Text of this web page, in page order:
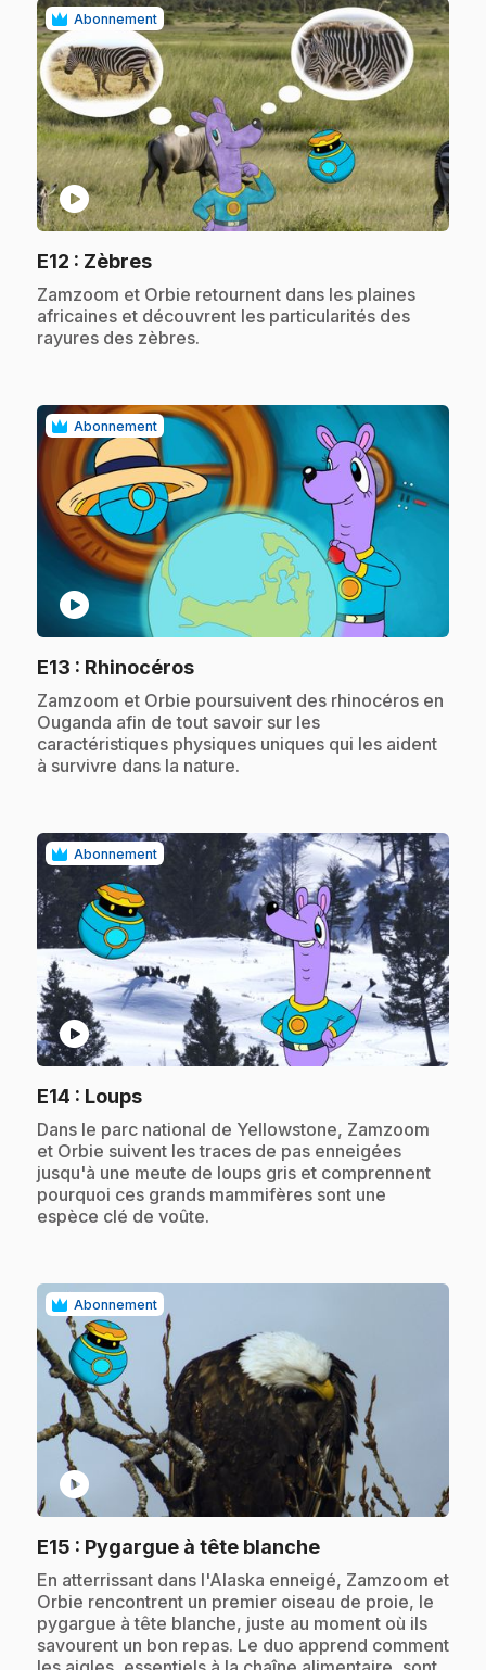
Abonnement
play_circle
E12 : Zèbres.
.Zamzoom et Orbie retournent dans les plaines
africaines et découvrent les particularités des
rayures des zèbres.
Abonnement
play_circle
E13 : Rhinocéros.
.Zamzoom et Orbie poursuivent des rhinocéros en
Ouganda afin de tout savoir sur les
caractéristiques physiques uniques qui les aident
à survivre dans la nature.
Abonnement
play_circle
E14 : Loups.
.Dans le parc national de Yellowstone, Zamzoom
et Orbie suivent les traces de pas enneigées
jusqu'à une meute de loups gris et comprennent
pourquoi ces grands mammifères sont une
espèce clé de voûte.
Abonnement
play_circle
E15 : Pygargue à tête blanche.
.En atterrissant dans l'Alaska enneigé, Zamzoom et
Orbie rencontrent un premier oiseau de proie, le
pygargue à tête blanche, juste au moment où ils
savourent un bon repas. Le duo apprend comment